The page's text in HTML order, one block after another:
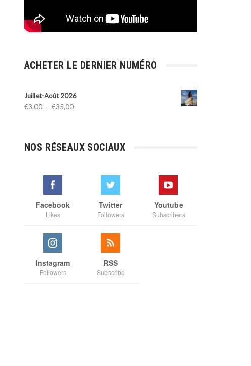
ACHETER LE DERNIER NUMÉRO
Juillet-Août 2026
€3,00 – €35,00Plage
à
NOS RÉSEAUX SOCIAUX
Facebook
Likes
Twitter
Followers
Youtube
Subscribers
Instagram
Followers
RSS
Subscribe